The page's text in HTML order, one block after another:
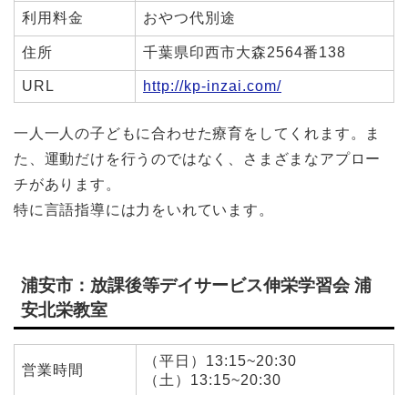
利用料金 おやつ代別途
住所 千葉県印西市大森2564番138
URL http://kp-inzai.com/
一人一人の子どもに合わせた療育をしてくれます。ま
た、運動だけを行うのではなく、さまざまなアプロー
チがあります。
特に言語指導には力をいれています。
浦安市：放課後等デイサービス伸栄学習会 浦
安北栄教室
営業時間
（平日）13:15~20:30
（土）13:15~20:30